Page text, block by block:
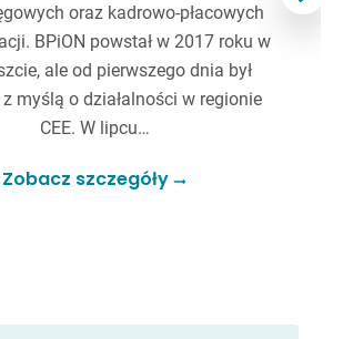
oraz kadrowo-płacowych
BPiON powstał w 2017 roku w
ale od pierwszego dnia był
myślą o działalności w regionie
CEE. W lipcu…
Zobacz szczegóły